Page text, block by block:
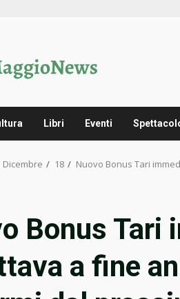
Libri Eventi
Dicembre 18 Nuovo Bonus Tari
Bonus Tari
a fine